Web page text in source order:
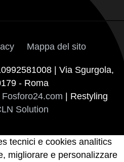
la guida gratuita presente
Mappa del sito
| Via Sgurgola,
- Roma
Fosforo24.com | Restyling
Solution
tecnici e cookies analitics
migliorare e personalizzare